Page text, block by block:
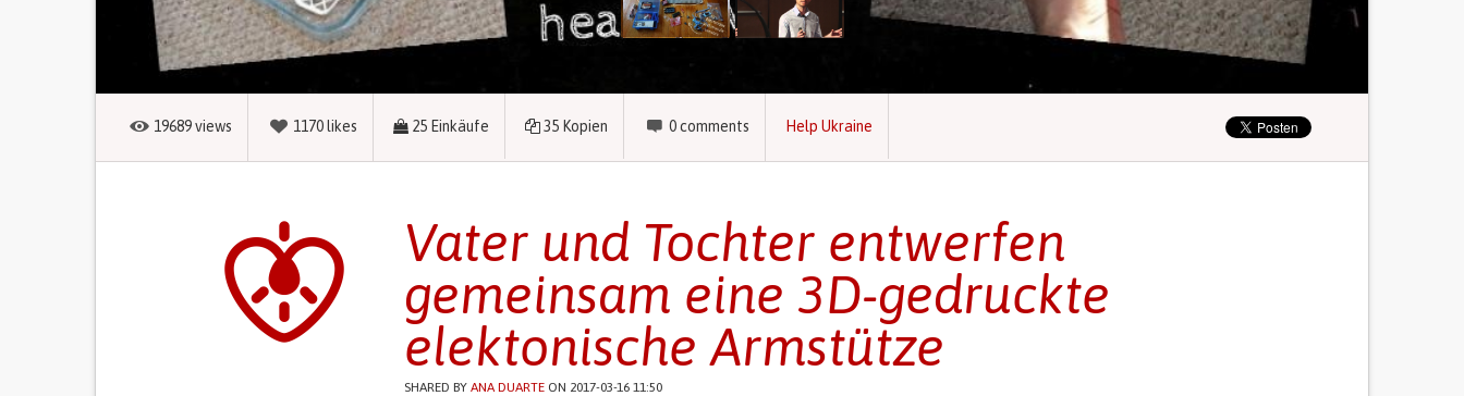
19689views 1170 likes 25 Einkäufe 35 Kopien 0comments Help Ukraine
Vater und Tochter entwerfen
gemeinsam eine 3D-gedruckte
elektonische Armstütze
SHARED BY ANA DUARTEON 2017-03-16 11:50